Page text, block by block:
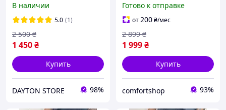
синего цвета ( Турция
весна осень )
В наличии
5.0 (1)
1 450₴
2 500 ₴
Купить
DAYTON STORE 98%
джинсы уличного стиля с
карманами на парня
Готово к отправке
от200₴/мес
1 999₴
2 899 ₴
Купить
comfortshop 93%